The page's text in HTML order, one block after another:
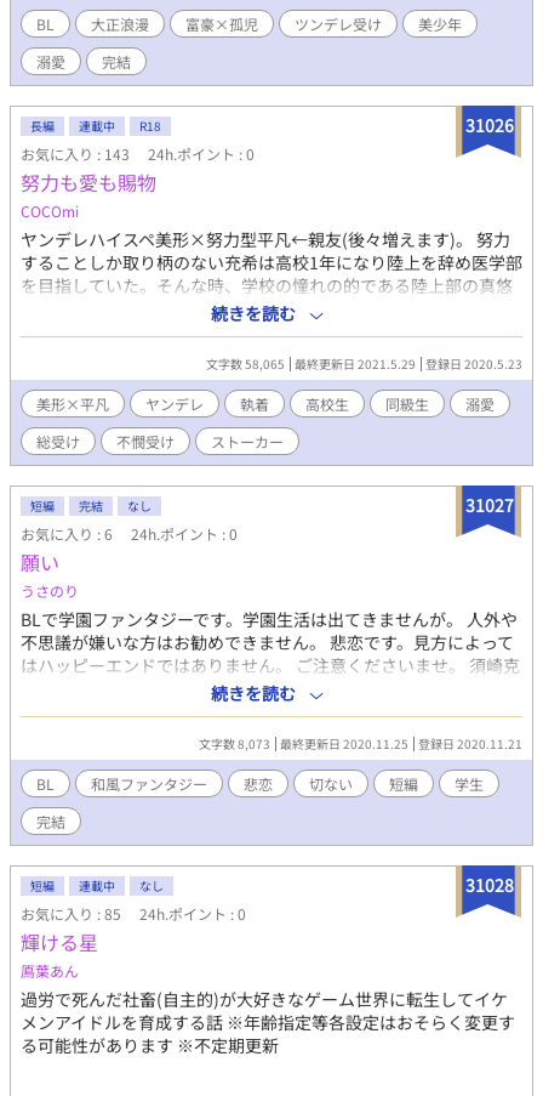
を付け下さい。 此方の作品は、作者の妄想によるフィクションで
あり、実際のものとは一切の関係も御座いません。 また、作者は
専門家ではありませんので、間違った解釈等あるかと思います。
苦手な方は読まれないことをオススメ致します。 以上のことご理
解頂けたらと思います。
ない系大正浪漫、ここに開幕。 イラストは有償依頼しているもの
です。無断転載ご遠慮ください。
・・・・・・・・・・・・・・・・・・ 冬コミ参加します。「虹
を見たかい」に後日談のえろを書き足したものが新刊です。
12/28（土）南棟ﾉ19b「不機嫌ロメオ」
・・・・・・・・・・・・・・・・・・
BL 大正浪漫 富豪×孤児 ツンデレ受け
美少年
溺愛
完結
31026
長編 連載中 R18
お気に入り : 143 24h.ポイント : 0
努力も愛も賜物
COCOmi
ヤンデレハイスペ美形×努力型平凡←親友(後々増えます)。 努力
することしか取り柄のない充希は高校1年になり陸上を辞め医学部
を目指していた。そんな時、学校の憧れの的である陸上部の真悠
と出会い、次第に仲を深めていく。しかし、天才的な才能を持つ
彼と仲良くなればなるほど不幸になっていく自分に嫌気がさし
て…。 「努力すれば何もかもが報われるのか…？」 総受け(複数
攻め)ですが、基本的には真悠×充希中心に展開していきます。
続きを読む
文字数 58,065 最終更新日 2021.5.29 登録日 2020.5.23
美形×平凡 ヤンデレ 執着 高校生 同級生
溺愛
総受け
不憫受け ストーカー
31027
短編 完結 なし
お気に入り : 6 24h.ポイント : 0
願い
うさのり
BLで学園ファンタジーです。学園生活は出てきませんが。 人外や
不思議が嫌いな方はお勧めできません。 悲恋です。見方によって
はハッピーエンドではありません。 ご注意くださいませ。 須崎克
典は、高等部の寮で荷造りをしていた。その横には恋人である早
瀬晃がいた。 二人は今春から、同じ学園で高等部の隣にある大学
への進学が決まっていた。 ふと気づくと、須崎は当たり前のよう
に大学の寮の食堂に一人でいた。 自分の記憶に違和感を感じた須
崎は、後輩に会うために高等部の寮に向かった。 ここまで読んで
いただいてありがとうございます。 今回は５話で終了です。 かな
り昔に書いた作品です。手直しは少ししましたが。 誤字脱字など
あるかと思います。お教えいただければ嬉しいです。 いつも通り
に拙い作品ですが、気に入っていただければ幸いです。
続きを読む
文字数 8,073 最終更新日 2020.11.25 登録日 2020.11.21
BL 和風ファンタジー 悲恋 切ない 短編
学生
完結
31028
短編 連載中 なし
お気に入り : 85 24h.ポイント : 0
輝ける星
鳫葉あん
過労で死んだ社畜(自主的)が大好きなゲーム世界に転生してイケ
メンアイドルを育成する話 ※年齢指定等各設定はおそらく変更す
る可能性があります ※不定期更新